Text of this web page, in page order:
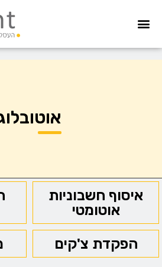
איסוף חשבוניות
אוטומטי
הפקדת צ'קים